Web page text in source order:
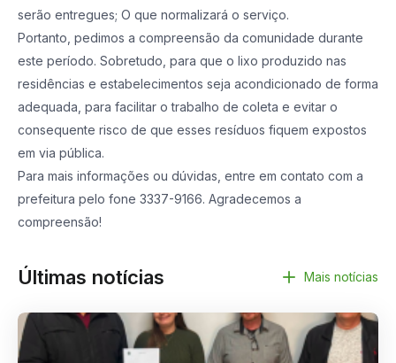
serão entregues; O que normalizará o serviço.
Portanto, pedimos a compreensão da comunidade durante
este período. Sobretudo, para que o lixo produzido nas
residências e estabelecimentos seja acondicionado de forma
adequada, para facilitar o trabalho de coleta e evitar o
consequente risco de que esses resíduos fiquem expostos
em via pública.
Para mais informações ou dúvidas, entre em contato com a
prefeitura pelo fone 3337-9166. Agradecemos a
compreensão!
Últimas notícias Mais notícias